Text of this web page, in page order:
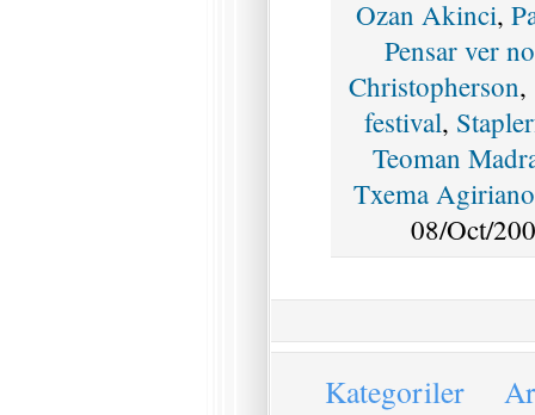
Ozan Akinci,
Pensar ver
Christopherson,
festival,
Teoman
Txema Agiriano
08/Oct/
Kategoriler